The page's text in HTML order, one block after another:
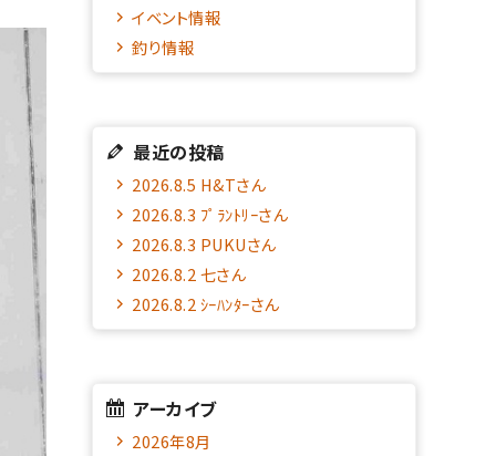
イベント情報
釣り情報
最近の投稿
2026.8.5 H&Tさん
2026.8.3 ﾌﾟﾗﾝﾄﾘｰさん
2026.8.3 PUKUさん
2026.8.2 七さん
2026.8.2 ｼｰﾊﾝﾀｰさん
アーカイブ
2026年8月